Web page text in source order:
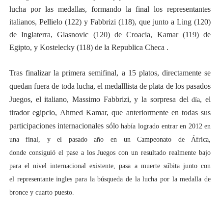
lucha por las medallas, formando la final los representantes
italianos, Pellielo (122) y Fabbrizi (118), que junto a Ling (120)
de Inglaterra, Glasnovic (120) de Croacia, Kamar (119) de
Egipto, y Kostelecky (118) de la Republica Checa .
Tras finalizar la primera semifinal, a 15 platos, directamente se
quedan fuera de toda lucha, el medalllista de plata de los pasados
Juegos, el italiano, Massimo Fabbrizi, y la sorpresa deldía, el
tirador egipcio, Ahmed Kamar, que anteriormente en todas sus
participaciones internacionales sólohabía logrado entrar en 2012 en
una final, y el pasado año en un Campeonato de África,
donde consiguió el pase a los Juegos con un resultado realmente bajo
para el nivel internacional existente, pasa a muerte súbita junto con
el representante ingles para la búsqueda de la lucha por la medalla de
bronce y cuarto puesto.